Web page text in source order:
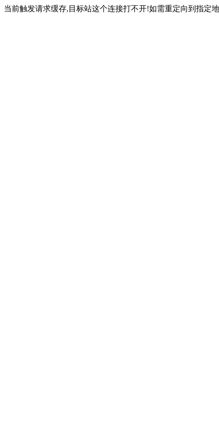
当前触发请求缓存,目标站这个连接打不开!如需重定向到指定